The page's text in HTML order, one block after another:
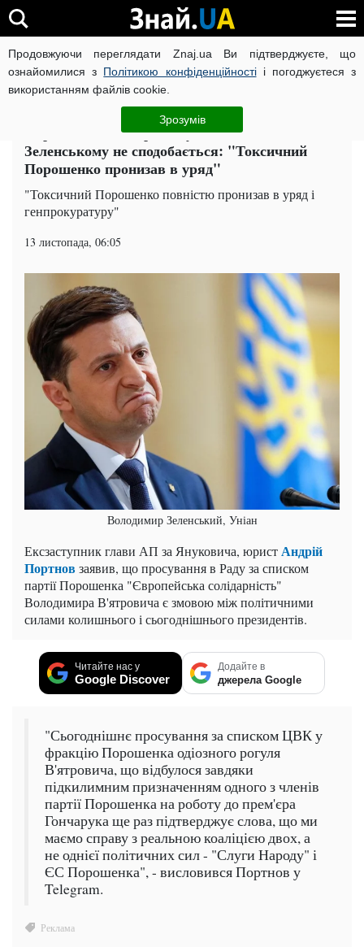
Продовжуючи переглядати Znaj.ua Ви підтверджуєте, що
ознайомилися з Політикою конфіденційностіі погоджуєтеся з
використанням файлів cookie.
Зрозумів
ВІЙНА РОСІЇ ПРОТИ УКРАЇНИ КОРОНАВІРУС В УКРАЇНІ
Політика ЧИТАТЬ НА РУССКОМ
Портнов заявив про нову коаліцію в Раді,
Зеленському не сподобається: "Токсичний
Порошенко пронизав в уряд"
"Токсичний Порошенко повністю пронизав в уряд і
генпрокуратуру"
13 листопада, 06:05
Володимир Зеленський, Уніан
Ексзаступник глави АП за Януковича, юристАндрій
Портновзаявив, що просування в Раду за списком
партії Порошенка "Європейська солідарність"
Володимира В'ятровича є змовою між політичними
силами колишнього і сьогоднішнього президентів.
Читайте нас у
Google Discover
Додайте в
джерела Google
"Сьогоднішнє просування за списком ЦВК у
фракцію Порошенка одіозного рогуля
В'ятровича, що відбулося завдяки
підкилимним призначенням одного з членів
партії Порошенка на роботу до прем'єра
Гончарука ще раз підтверджує слова, що ми
маємо справу з реальною коаліцією двох, а
не однієї політичних сил - "Слуги Народу" і
ЄС Порошенка", - висловився Портнов у
Telegram.